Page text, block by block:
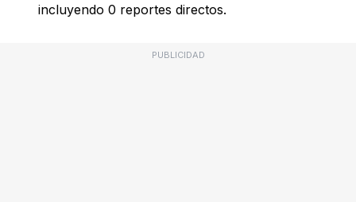
incluyendo 0 reportes directos.
PUBLICIDAD